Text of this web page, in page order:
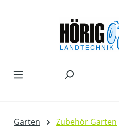
Garten Zubehör Garten